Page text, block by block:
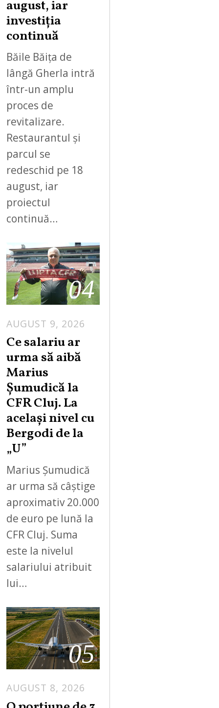
august, iar
investiția
continuă
Băile Băița de
lângă Gherla intră
într-un amplu
proces de
revitalizare.
Restaurantul și
parcul se
redeschid pe 18
august, iar
proiectul
continuă…
04
AUGUST 9, 2026
Ce salariu ar
urma să aibă
Marius
Șumudică la
CFR Cluj. La
același nivel cu
Bergodi de la
„U”
Marius Șumudică
ar urma să câștige
aproximativ 20.000
de euro pe lună la
CFR Cluj. Suma
este la nivelul
salariului atribuit
lui…
05
AUGUST 8, 2026
U